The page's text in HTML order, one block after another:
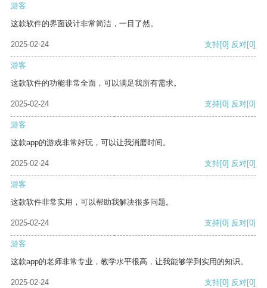
游客
这款软件的界面设计非常简洁，一目了然。
2025-02-24 支持[0] 反对[0]
游客
这款软件的功能非常全面，可以满足我所有需求。
2025-02-24 支持[0] 反对[0]
游客
这款app的游戏非常好玩，可以让我消磨时间。
2025-02-24 支持[0] 反对[0]
游客
这款软件非常实用，可以帮助我解决很多问题。
2025-02-24 支持[0] 反对[0]
游客
这款app的老师非常专业，教学水平很高，让我能够学到实用的知识。
2025-02-24 支持[0] 反对[0]